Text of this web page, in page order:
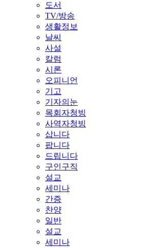
도서
TV/방송
생활정보
날씨
사설
칼럼
시론
오피니언
기고
기자의눈
목회자청빙
사역자청빙
삽니다
팝니다
드립니다
구인구직
설교
세미나
간증
찬양
일반
설교
세미나